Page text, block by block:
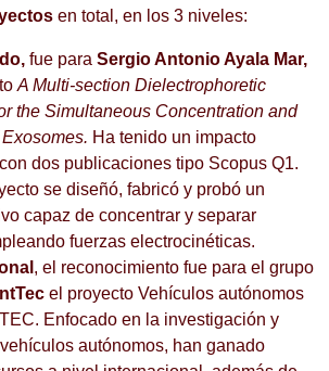
en total, en los 3 niveles:
fue para Sergio Antonio Ayala Mar,
A Multi-section Dielectrophoretic
the Simultaneous Concentration and
Ha tenido un impacto
dos publicaciones tipo Scopus Q1.
se diseñó, fabricó y probó un
capaz de concentrar y separar
fuerzas electrocinéticas.
, el reconocimiento fue para el grupo
el proyecto Vehículos autónomos
Enfocado en la investigación y
autónomos, han ganado